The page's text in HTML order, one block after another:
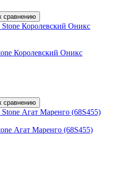
сравнению
Королевский Оникс
сравнению
Агат Маренго (68S455)